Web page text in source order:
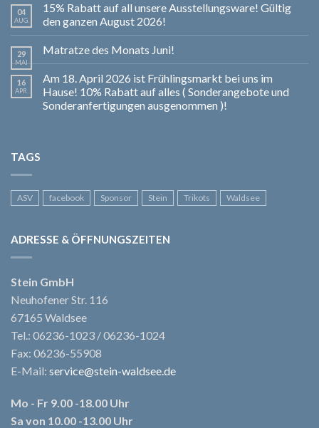
04
AUG.
15% Rabatt auf all unsere Ausstellungsware! Gültig
den ganzen August 2026!
29
MAI
Matratze des Monats Juni!
16
APR.
Am 18. April 2026 ist Frühlingsmarkt bei uns im
Hause! 10% Rabatt auf alles ( Sonderangebote und
Sonderanfertigungen ausgenommen )!
TAGS
ASV facebook Sponsor Stein Trikots Waldsee
ADRESSE & ÖFFNUNGSZEITEN
Stein GmbH
Neuhofener Str. 116
67165 Waldsee
Tel.: 06236-1023 / 06236-1024
Fax: 06236-55908
E-Mail: service@stein-waldsee.de
Mo - Fr 9.00 -18.00 Uhr
Sa von 10.00 -13.00 Uhr